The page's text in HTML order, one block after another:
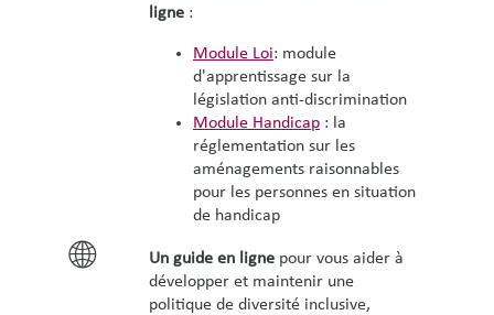
ligne :
Module Loi: module
d'apprentissage sur la
législation anti-discrimination
Module Handicap : la
réglementation sur les
aménagements raisonnables
pour les personnes en situation
de handicap
🌐 Un guide en ligne pour vous aider à
développer et maintenir une
politique de diversité inclusive,